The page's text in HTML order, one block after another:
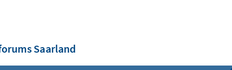
Saarland